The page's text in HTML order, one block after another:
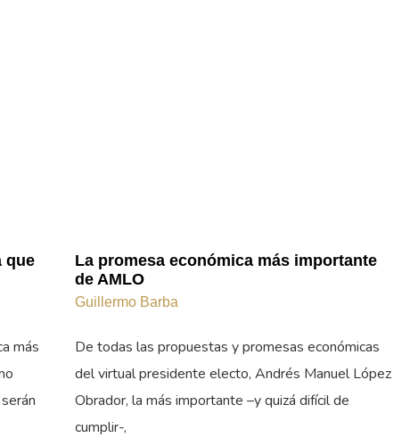
que
más
La promesa económica más importante
de AMLO
Guillermo Barba
De todas las propuestas y promesas económicas
del virtual presidente electo, Andrés Manuel López
Obrador, la más importante –y quizá difícil de
cumplir-,